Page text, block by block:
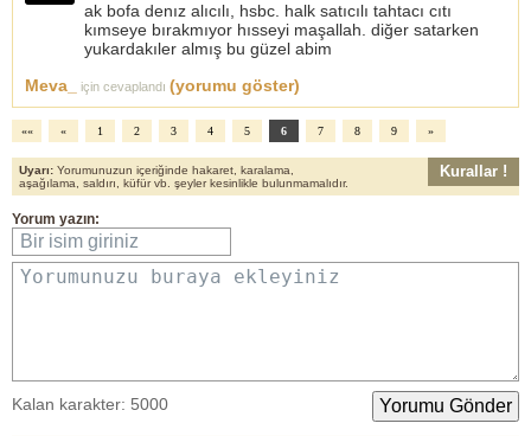
ak bofa denız alıcılı, hsbc. halk satıcılı tahtacı cıtı
kımseye bırakmıyor hısseyi maşallah. diğer satarken
yukardakıler almış bu güzel abim
Meva_
için cevaplandı (yorumu göster)
«« « 1 2 3 4 5 6 7 8 9 »
Uyarı: Yorumunuzun içeriğinde hakaret, karalama,
aşağılama, saldırı, küfür vb. şeyler kesinlikle bulunmamalıdır.
Kurallar !
Yorum yazın:
Bir isim giriniz
Yorumunuzu buraya ekleyiniz
Kalan karakter: 5000